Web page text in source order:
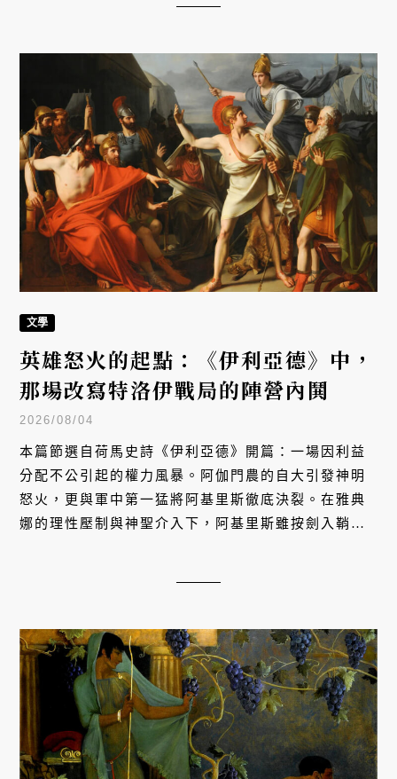
文學
英雄怒火的起點：《伊利亞德》中，
那場改寫特洛伊戰局的陣營內鬨
2026/08/04
本篇節選自荷馬史詩《伊利亞德》開篇：一場因利益
分配不公引起的權力風暴。阿伽門農的自大引發神明
怒火，更與軍中第一猛將阿基里斯徹底決裂。在雅典
娜的理性壓制與神聖介入下，阿基里斯雖按劍入鞘，